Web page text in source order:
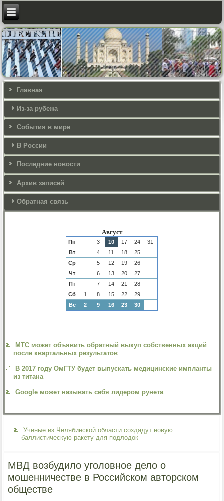
Главная
Из-за рубежа
События в мире
В России
Последние новости
Архив записей
Обратная связь
Август
Пн 3 10 17 24
31
Вт
4 11 18
25
Ср
5 12 19
26
Чт
6 13 20
27
Пт
7 14 21
28
Сб
1 8 15 22
29
Вс
2 9 16 23 30
МТС может объявить обратный выкуп собственных акций
после квартальных результатов
В 2017 году ОмГТУ будет выпускать медицинские импланты
из титана
Google может называть себя лидером рунета
Ученые из Челябинской области создадут новую
баллистическую ракету для подлодок
МВД возбудило уголовное дело о
мошенничестве в Российском авторском
обществе